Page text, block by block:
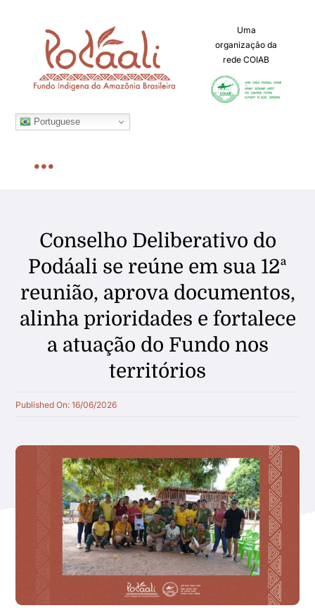
conteúdo
Portuguese
Uma
organização da
rede COIAB
Sobre
Quem apoiamos
Parceiros
Transparência
Conselho Deliberativo do
Podáali se reúne em sua 12ª
reunião, aprova documentos,
alinha prioridades e fortalece
a atuação do Fundo nos
territórios
Published On: 16/06/2026